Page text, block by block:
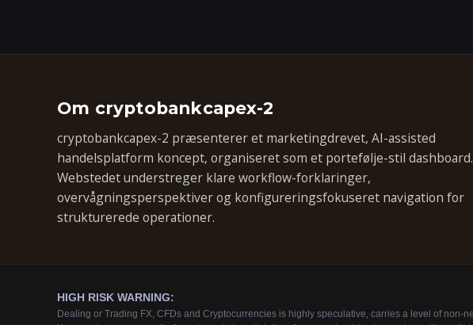
Om cryptobankcapex-2
cryptobankcapex-2 præsenterer et marketingdrevet, AI-assisted
handelsplatform koncept, organiseret som et portefølje-stil dashboard.
Webstedet understreger klare workflow-forklaringer,
overvågningsperspektiver og konfigureringsfokuseret navigation for
strukturerede operationer.